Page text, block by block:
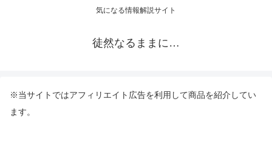
気になる情報解説サイト
徒然なるままに…
※当サイトではアフィリエイト広告を利用して商品を紹介してい
ます。